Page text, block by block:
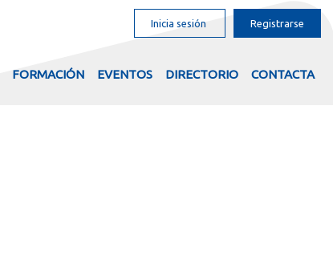
Inicia sesión Registrarse
FORMACIÓN EVENTOS DIRECTORIO CONTACTA